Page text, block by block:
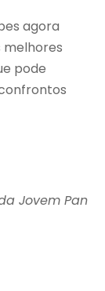
agora
pode
Jovem Pan